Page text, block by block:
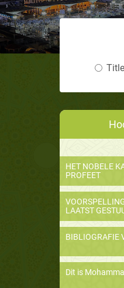
Title
HET NOBELE
PROFEET
LAATST
BIBLIOGRAFIE
Dit is